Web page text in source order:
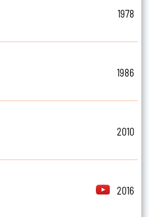
1978
1986
2010
2016